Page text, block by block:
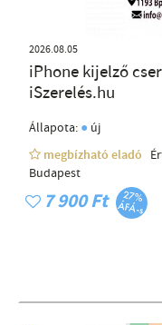
2026.08.05
iPhone kijelző
iSzerelés.hu
Állapota: ● új
megbízható eladó
Budapest
7 900 Ft